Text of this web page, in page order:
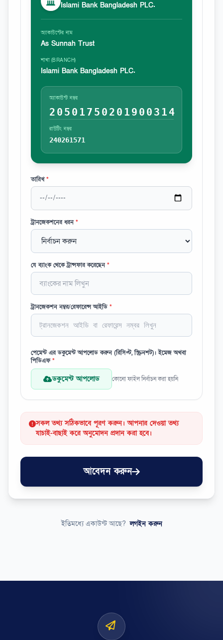
Islami Bank Bangladesh PLC.
অ্যাকাউন্টের নাম
As Sunnah Trust
শাখা (BRANCH)
Islami Bank Bangladesh PLC.
অ্যাকাউন্ট নম্বর
20501750201900314
রাউটিং নম্বর
240261571
তারিখ*
ট্রানজেকশনের ধরন*
যে ব্যাংক থেকে ট্রান্সফার করেছেন*
ট্রানজেকশন নম্বর/রেফারেন্স আইডি *
পেমেন্ট এর ডকুমেন্ট আপলোড করুন (রিসিপ্ট, স্ক্রিনশট)। ইমেজ অথবা
পিডিএফ*
ডকুমেন্ট আপলোড কোনো ফাইল নির্বাচন করা হয়নি
সকল তথ্য সঠিকভাবে পূরণ করুন। আপনার দেওয়া তথ্য
যাচাই-বাছাই করে অনুমোদন প্রদান করা হবে।
আবেদন করুন
ইতিমধ্যে একাউন্ট আছে? লগইন করুন